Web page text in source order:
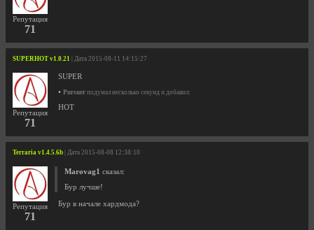
Репутация
71
SUPERHOT v1.0.21 | Дата 2015-08-11 14:15:27
Репутация
71
SUPER
• Pursuer подумал несколько секунд и добавил:
HOT
Terraria v1.4.5.6b | Дата 2015-08-08 12:38:10
Репутация
71
Marovag1 сказал:
Бур лучше!
Бур в начале хардмода?